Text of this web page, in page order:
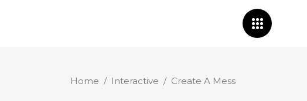
Home / Interactive / Create A Mess